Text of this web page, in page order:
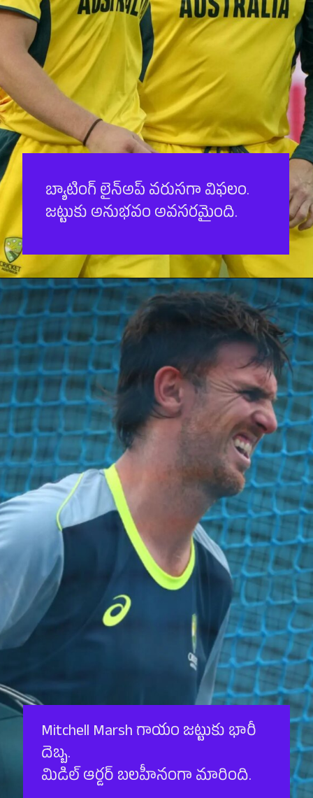
బ్యాటింగ్ లైన్‌అప్ వరుసగా విఫలం.
జట్టుకు అనుభవం అవసరమైంది.
Mitchell Marsh గాయం జట్టుకు భారీ
దెబ్బ.
మిడిల్ ఆర్డర్ బలహీనంగా మారింది.